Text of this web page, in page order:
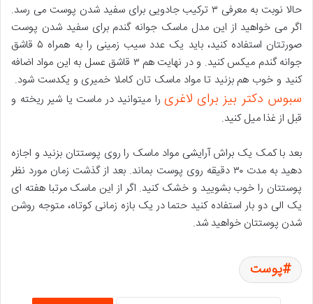
حالا نوبت به معرفی ۳ ترکیب جادویی برای سفید شدن پوست می رسد.
اگر می خواهید از این مدل ماسک جوانه گندم برای سفید شدن پوست
صورتتان استفاده کنید، باید یک عدد سیب زمینی را به همراه ۵ قاشق
جوانه گندم میکس کنید. و در نهایت هم ۳ قاشق عسل به این مواد اضافه
کنید و خوب هم بزنید تا مواد ماسک تان کاملا خمیری و یکدست شود.
سبوس دکتر بیز برای لاغری را میتوانید در ماست یا شیر ریخته و
قبل از غذا میل کنید.
بعد با کمک یک براش آرایشی مواد ماسک را روی پوستتان بزنید و اجازه
دهید به مدت ۳۰ دقیقه روی پوست بماند. بعد از گذشت زمان مورد نظر
پوستتان را خوب بشویید و خشک کنید. اگر از این ماسک مرتبا هفته ای
یک الی دو بار استفاده کنید حتما در یک بازه زمانی کوتاه، متوجه روشن
شدن پوستتان خواهید شد.
پوست